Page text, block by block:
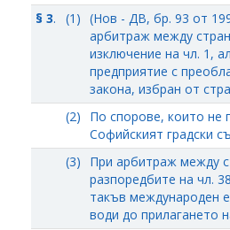
§ 3. (1) (Нов - ДВ, бр. 93 от
арбитраж между
изключение на чл. 1,
предприятие с
закона, избран от
(2)
По спорове, които не
Софийският градски
(3)
При арбитраж между
разпоредбите на чл.
такъв международен
води до прилагането